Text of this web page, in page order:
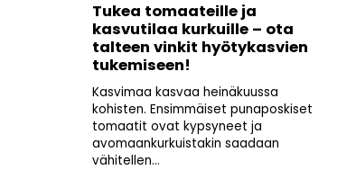
Tukea tomaateille ja
kasvutilaa kurkuille – ota
talteen vinkit hyötykasvien
tukemiseen!
Kasvimaa kasvaa heinäkuussa
kohisten. Ensimmäiset punaposkiset
tomaatit ovat kypsyneet ja
avomaankurkuistakin saadaan
vähitellen...